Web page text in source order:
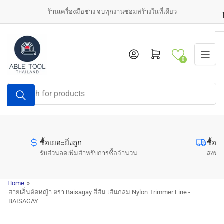
content
ร้านเครื่องมือช่าง จบทุกงานซ่อมสร้างในที่เดียว
Search
for
products
Log in Open mini cart
0
ซื้อค
ส่งฟ
ซื้อเยอะยิ่งถูก
รับส่วนลดเพิ่มสำหรับการซื้อจำนวน
Home »
สายเอ็นตัดหญ้า ตรา Baisagay สีส้ม เส้นกลม Nylon Trimmer Line -
BAISAGAY